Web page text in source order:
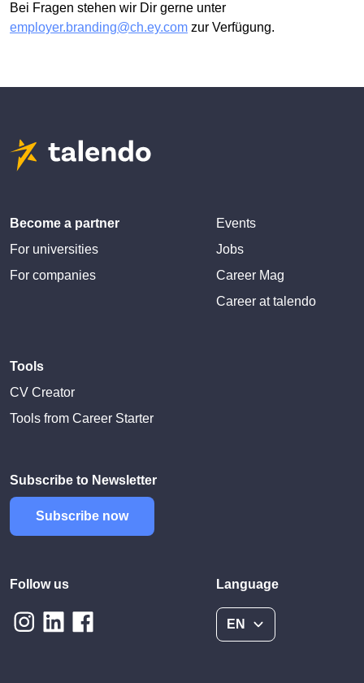
Bei Fragen stehen wir Dir gerne unter
employer.branding@ch.ey.com zur Verfügung.
Become a partner
For universities
For companies
Events
Jobs
Career Mag
Career at talendo
Tools
CV Creator
Tools from Career Starter
Subscribe to Newsletter
Subscribe now
Follow us Language
EN